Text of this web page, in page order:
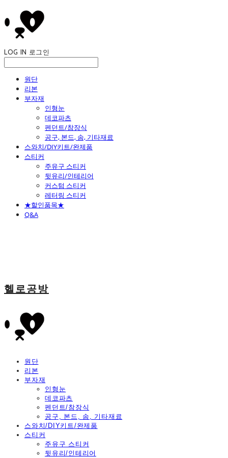
LOG IN 로그인
원단
리본
부자재
인형눈
데코파츠
펜던트/참장식
공구, 본드, 솜, 기타재료
스와치/DIY키트/완제품
스티커
주유구 스티커
뒷유리/인테리어
커스텀 스티커
레터링 스티커
★할인품목★
Q&A
헬로공방
원단
리본
부자재
인형눈
데코파츠
펜던트/참장식
공구, 본드, 솜, 기타재료
스와치/DIY키트/완제품
스티커
주유구 스티커
뒷유리/인테리어